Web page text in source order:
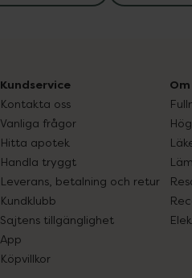
Kundservice
Kontakta oss
Vanliga frågor
Hitta apotek
Handla tryggt
Leverans, betalning och retur
Kundklubb
Sajtens tillgänglighet
App
Köpvillkor